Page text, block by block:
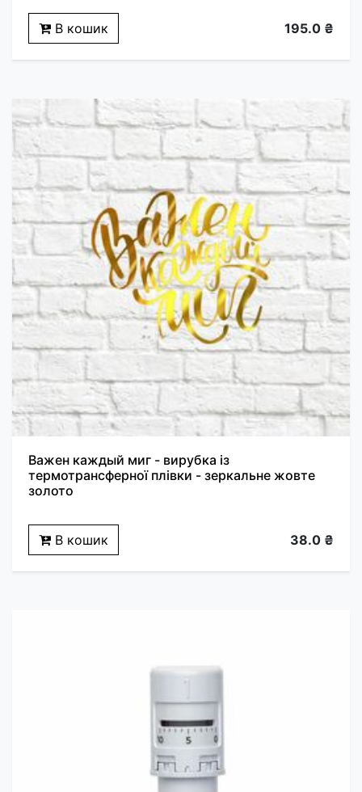
В кошик 195.0 ₴
Важен каждый миг - вирубка із
термотрансферної плівки - зеркальне жовте
золото
В кошик 38.0 ₴